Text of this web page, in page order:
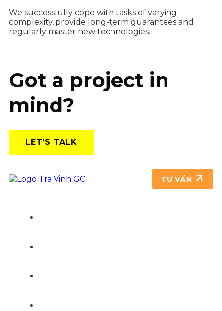
We successfully cope with tasks of varying
complexity, provide long-term guarantees and
regularly master new technologies.
Got a project in
mind?
LET'S TALK
TƯ VẤN